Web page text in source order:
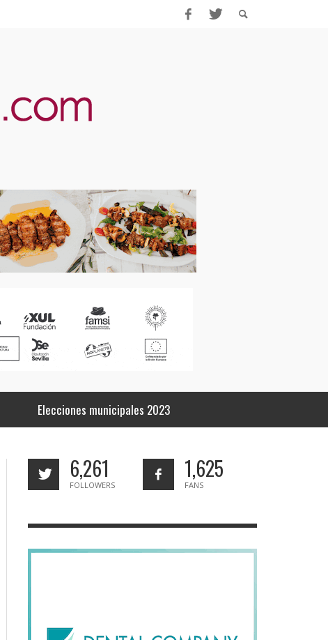
Elecciones municipales 2023
6,261
FOLLOWERS
1,625
FANS